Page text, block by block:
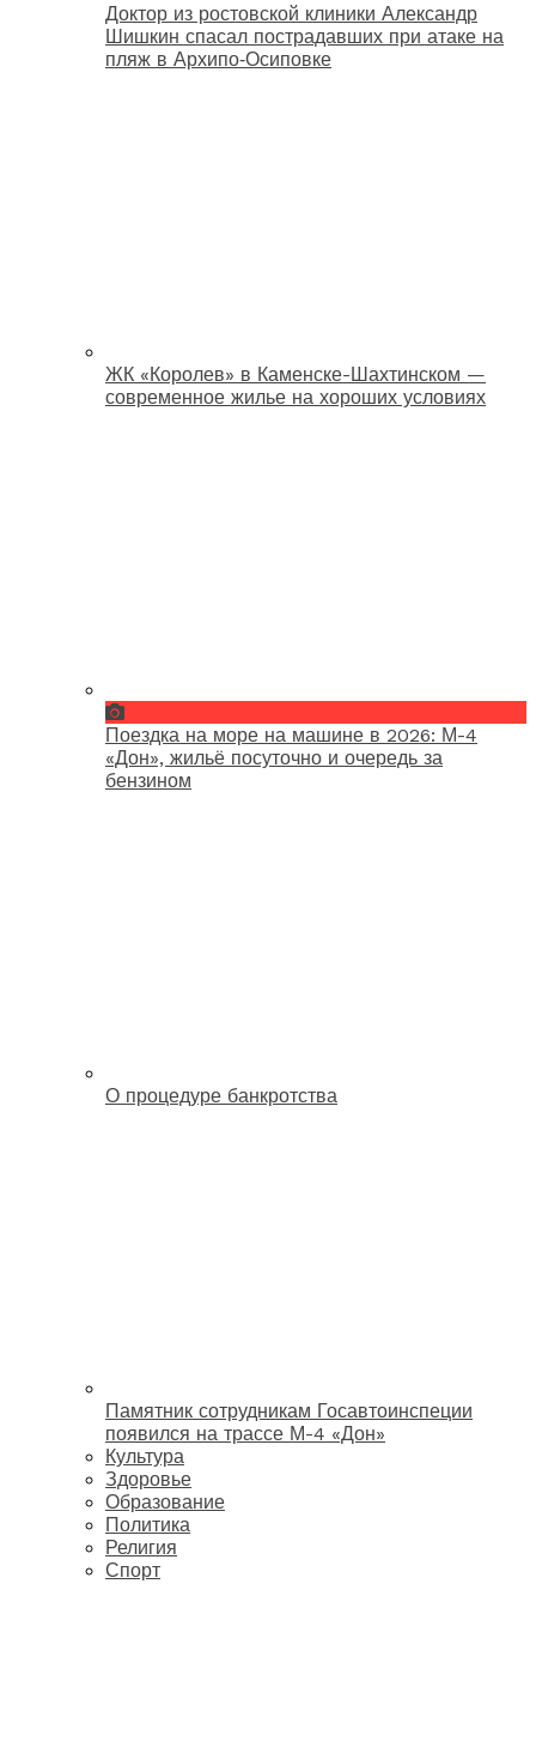
Доктор из ростовской клиники Александр
Шишкин спасал пострадавших при атаке на
пляж в Архипо‑Осиповке
ЖК «Королев» в Каменске-Шахтинском —
современное жилье на хороших условиях
Поездка на море на машине в 2026: М-4
«Дон», жильё посуточно и очередь за
бензином
О процедуре банкротства
Памятник сотрудникам Госавтоинспеции
появился на трассе М-4 «Дон»
Культура
Здоровье
Образование
Политика
Религия
Спорт